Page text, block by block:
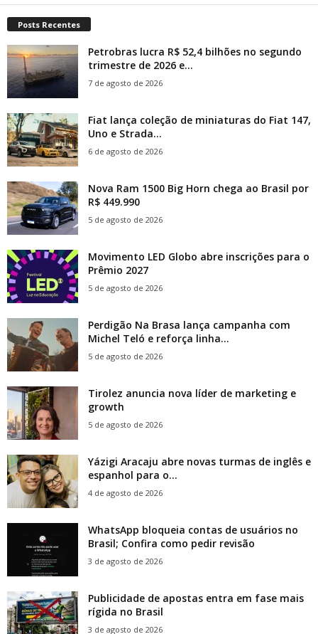
Posts Recentes
Petrobras lucra R$ 52,4 bilhões no segundo
trimestre de 2026 e...
7 de agosto de 2026
Fiat lança coleção de miniaturas do Fiat 147,
Uno e Strada...
6 de agosto de 2026
Nova Ram 1500 Big Horn chega ao Brasil por
R$ 449.990
5 de agosto de 2026
Movimento LED Globo abre inscrições para o
Prêmio 2027
5 de agosto de 2026
Perdigão Na Brasa lança campanha com
Michel Teló e reforça linha...
5 de agosto de 2026
Tirolez anuncia nova líder de marketing e
growth
5 de agosto de 2026
Yázigi Aracaju abre novas turmas de inglês e
espanhol para o...
4 de agosto de 2026
WhatsApp bloqueia contas de usuários no
Brasil; Confira como pedir revisão
3 de agosto de 2026
Publicidade de apostas entra em fase mais
rígida no Brasil
3 de agosto de 2026